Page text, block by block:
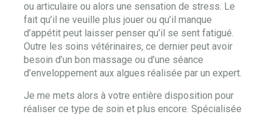
ou articulaire ou alors une sensation de stress. Le
fait qu’il ne veuille plus jouer ou qu’il manque
d’appétit peut laisser penser qu’il se sent fatigué.
Outre les soins vétérinaires, ce dernier peut avoir
besoin d’un bon massage ou d’une séance
d’enveloppement aux algues réalisée par un expert.
Je me mets alors à votre entière disposition pour
réaliser ce type de soin et plus encore. Spécialisée